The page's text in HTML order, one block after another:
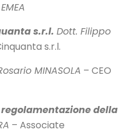
s.r.l. Dott. Filippo
s.r.l.
MINASOLA – CEO
della
– Associate